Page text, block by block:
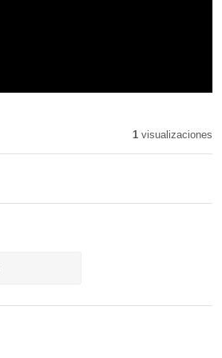
1visualizaciones